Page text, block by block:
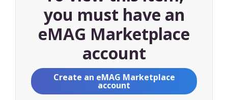
you must have an
eMAG Marketplace
account
Create an eMAG Marketplace
account